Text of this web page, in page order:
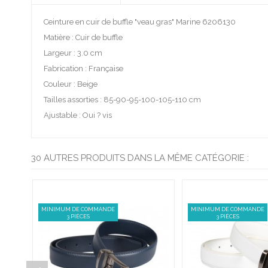
Ceinture en cuir de buffle "veau gras" Marine 6206130
Matière : Cuir de buffle
Largeur : 3.0 cm
Fabrication : Française
Couleur : Beige
Tailles assorties : 85-90-95-100-105-110 cm
Ajustable : Oui ? vis
30 AUTRES PRODUITS DANS LA MÊME CATÉGORIE :
MINIMUM DE COMMANDE
3 PIÈCES
MINIMUM DE COMMANDE
3 PIÈCES